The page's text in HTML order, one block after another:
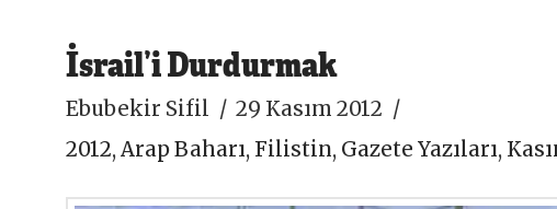
İsrail’i Durdurmak
Ebubekir Sifil
29 Kasım 2012
2012,Arap Baharı,Filistin, Gazete Yazıları,